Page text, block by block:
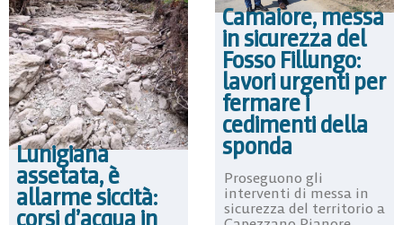
Lunigiana
assetata, è
allarme siccità:
corsi d’acqua in
Camaiore, messa
in sicurezza del
Fosso Fillungo:
lavori urgenti per
fermare i
cedimenti della
sponda
Proseguono gli
interventi di messa in
sicurezza del territorio a